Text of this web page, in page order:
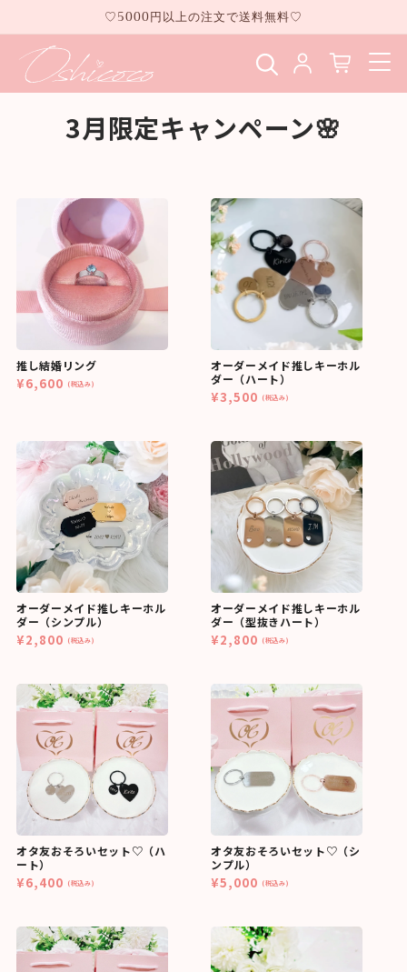
進む
♡5000円以上の注文で送料無料♡
3月限定キャンペーン🌸
推し結婚リング
¥6,600 (税込み)
オーダーメイド推しキーホル
ダー（ハート）
¥3,500 (税込み)
オーダーメイド推しキーホル
ダー（シンプル）
¥2,800 (税込み)
オーダーメイド推しキーホル
ダー（型抜きハート）
¥2,800 (税込み)
オタ友おそろいセット♡（ハ
ート）
¥6,400 (税込み)
オタ友おそろいセット♡（シ
ンプル）
¥5,000 (税込み)